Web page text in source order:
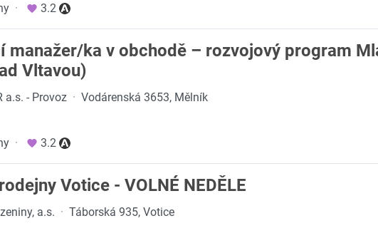
· 3.2
manažer/ka v obchodě – rozvojový program
Vltavou)
a.s. - Provoz · Vodárenská 3653, Mělník
· 3.2
Votice - VOLNÉ NEDĚLE
a.s. · Táborská 935, Votice